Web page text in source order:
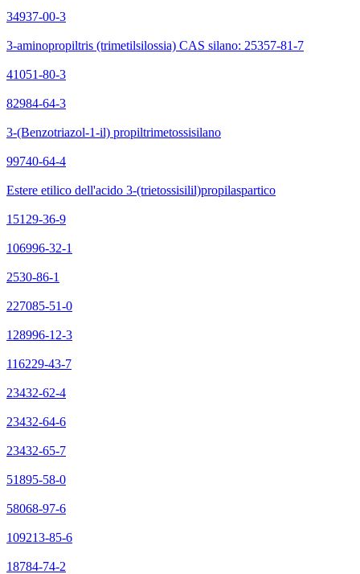
34937-00-3
3-aminopropiltris (trimetilsilossia) CAS silano: 25357-81-7
41051-80-3
82984-64-3
3-(Benzotriazol-1-il) propiltrimetossisilano
99740-64-4
Estere etilico dell'acido 3-(trietossisilil)propilaspartico
15129-36-9
106996-32-1
2530-86-1
227085-51-0
128996-12-3
116229-43-7
23432-62-4
23432-64-6
23432-65-7
51895-58-0
58068-97-6
109213-85-6
18784-74-2